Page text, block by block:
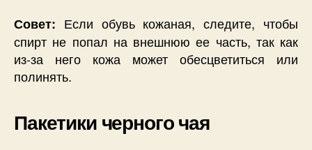
Совет: Если обувь кожаная, следите, чтобы
спирт не попал на внешнюю ее часть, так как
из-за него кожа может обесцветиться или
полинять.
Пакетики черного чая